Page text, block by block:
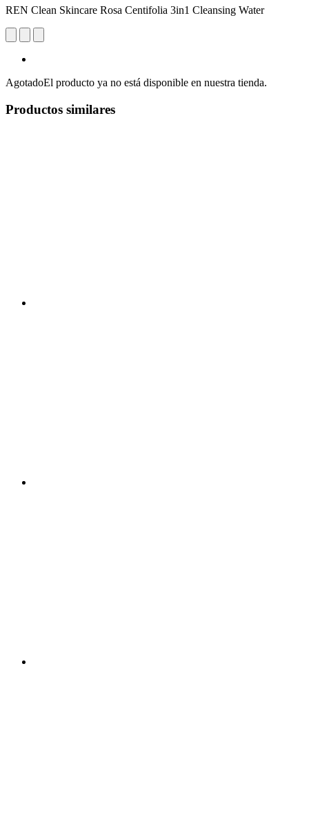
REN Clean Skincare Rosa Centifolia 3in1 Cleansing Water
AgotadoEl producto ya no está disponible en nuestra tienda.
Productos similares